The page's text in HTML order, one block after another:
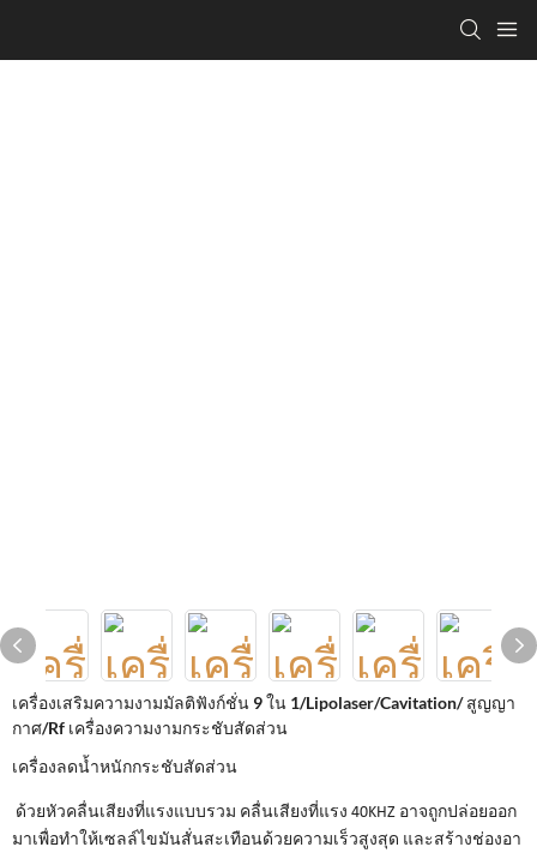
เครื่องเสริมความงามมัลติฟังก์ชั่น 9 ใน 1/Lipolaser/Cavitation/ สูญญา
กาศ/Rf เครื่องความงามกระชับสัดส่วน
เครื่องลดน้ำหนักกระชับสัดส่วน
ด้วยหัวคลื่นเสียงที่แรงแบบรวม คลื่นเสียงที่แรง 40KHZ อาจถูกปล่อยออก
มาเพื่อทำให้เซลล์ไขมันสั่นสะเทือนด้วยความเร็วสูงสุด และสร้างช่องอา